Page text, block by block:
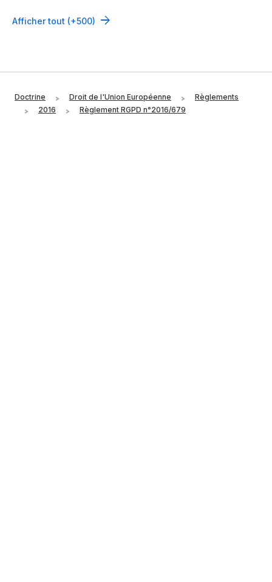
Afficher tout (+500)
Doctrine Droit de l'Union Européenne
Règlements
2016
Règlement RGPD n°2016/679